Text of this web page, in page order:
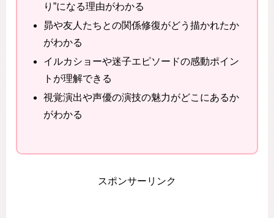
り”になる理由がわかる
昴や友人たちとの関係修復がどう描かれたか
がわかる
イルカショーや迷子エピソードの感動ポイン
トが理解できる
視覚演出や声優の演技の魅力がどこにあるか
がわかる
スポンサーリンク